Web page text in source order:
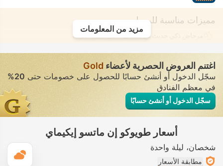
مميزات مناسبة للمسلمين
مرحاض ذكي حديث مع شطّاف• في جميع الغرف
مزيد من المعلومات
اغتنم العروض الحصرية لأعضاء Gold
سجّل الدخول أو أنشئ حسابًا للحصول على خصومات حتى20%
في معظم الفنادق
سجّل الدخول أو أنشئ حسابًا
أسعار طويوكو إن ماتسو إيكيماي
شخصان ليلة واحدة
مطابقة الأسعار